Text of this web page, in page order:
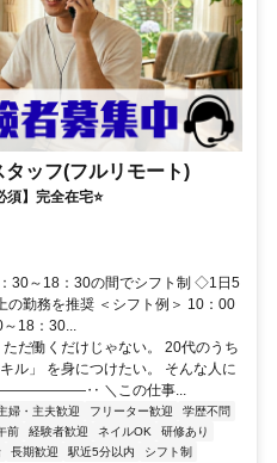
ッフ(フルリモート)
須】完全在宅⭐
30～18：30の間でシフト制 ◇1日5
の勤務を推奨 ＜シフト例＞ 10：00
18：30...
くだけじゃない。 20代のうち
ル」 を身につけたい。 そんな人に
＼この仕事...
婦・主夫歓迎 フリーター歓迎
学歴不問
前 経験者歓迎 ネイルOK
研修あり
長期歓迎 駅近5分以内
シフト制